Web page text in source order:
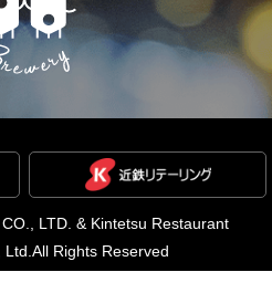
LTD. & Kintetsu Restaurant
All Rights Reserved